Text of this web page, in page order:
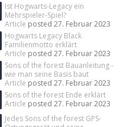
Ist Hogwarts-Legacy ein
Mehrspieler-Spiel?
Article posted27. Februar 2023
Hogwarts Legacy Black
Familienmotto erklärt
Article posted27. Februar 2023
Sons of the forest Bauanleitung -
wie man seine Basis baut
Article posted27. Februar 2023
Sons of the forest Ende erklärt
Article posted27. Februar 2023
Jedes Sons of the forest GPS-